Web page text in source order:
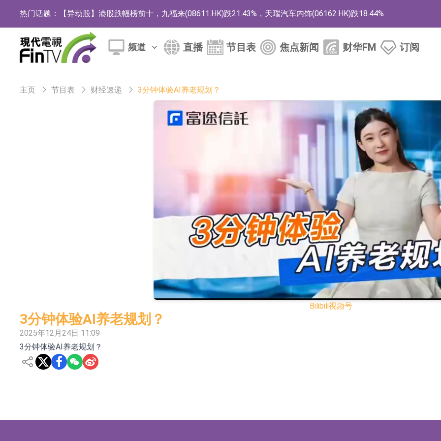
热门话题： 【异动股】港股跌幅榜前十，九福来(08611.HK)跌21.43%，天瑞汽车内饰(06162.HK)跌18.44%
【异动股】港股涨幅榜前十，佳明集团控股(01271.HK)涨+78.22%，拿森科技(02261.HK)涨+64.11%
斯迪克：公司为国内折叠屏核心功能材料供应商
聚辰股份：公司VPD芯片已顺利通过目标客户的测试认证
上期所：7月份对11个实际控制关系账户组采取限制开仓的监管措施
理工雷科面向边缘AI场景推出"山海"系列智算模组 系列产品基于国产CPU与GPU构建
【异动股】医疗研发外包板块拉升，博腾股份(300363.CN)涨20.02%
依米康：海外交付以东南亚、中东市场为主 并已取得欧美相关认证
上交所：财通多策略福鑫定期开放灵活配置混合型发起式证券投资基金临时停牌
上交所：景顺长城全球半导体芯片产业股票型证券投资基金临时停牌
【异动股】港股跌幅榜前十，卡森国际(00496.HK)跌22.40%，九福来(08611.HK)跌21.01%
【异动股】港股涨幅榜前十，拿森科技(02261.HK)涨+75.05%，辰兴发展(02286.HK)涨+64.91%
神火股份：新疆神火铝水转化率已100%
【异动股】焦炭Ⅲ板块下挫，陕西黑猫(601015.CN)跌8.38%
浙江证监局对财通证券股份有限公司采取出具警示函措施
频道 直播 节目表 焦点新闻 财华FM 订阅
主页 节目表 财经速递 3分钟体验AI养老规划？
Bilibili视频号
3分钟体验AI养老规划？
2025年12月24日 11:09
3分钟体验AI养老规划？